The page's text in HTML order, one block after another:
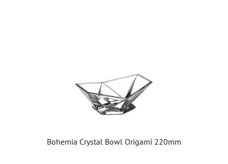
Bohemia Crystal Bowl Origami 220mm